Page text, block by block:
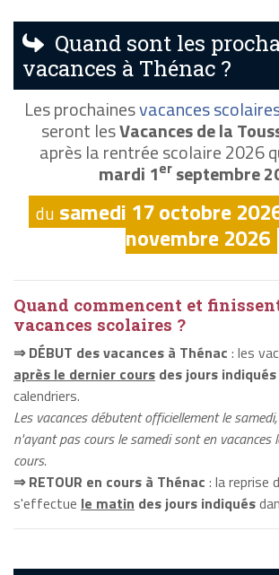
Quand sont les
vacances à Thénac ?
Les prochainesvacances
seront lesVacances de la
après la rentrée scolaire 2026
mardi 1er septembre
du samedi 17 octobre
novembre 2026
Quand commencent et
vacances scolaires ?
⇒ DÉBUT des vacances à Thénac : les
après le dernier cours des jours indiqués
calendriers.
Les vacances débutent officiellement le
n'ayant pas cours le samedi sont en vacances
cours.
⇒ RETOUR en cours à Thénac : la reprise
s'effectue le matin des jours indiqués